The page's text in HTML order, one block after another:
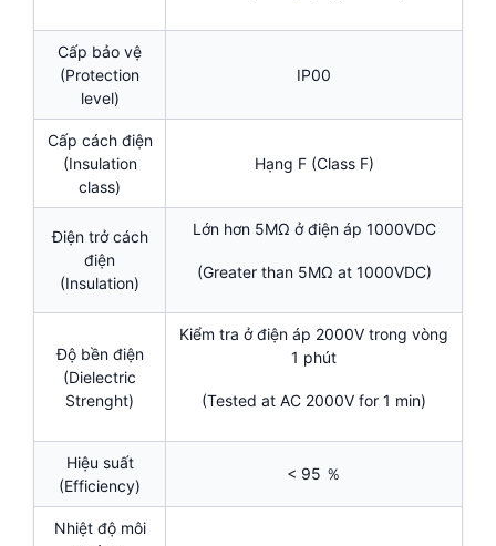
Cấp bảo vệ
(Protection
level)
IP00
Cấp cách điện
(Insulation
class)
Hạng F (Class F)
Điện trở cách
điện
(Insulation)
Lớn hơn 5MΩ ở điện áp 1000VDC
(Greater than 5MΩ at 1000VDC)
Độ bền điện
(Dielectric
Strenght)
Kiểm tra ở điện áp 2000V trong vòng
1 phút
(Tested at AC 2000V for 1 min)
Hiệu suất
(Efficiency)
< 95 ％
Nhiệt độ môi